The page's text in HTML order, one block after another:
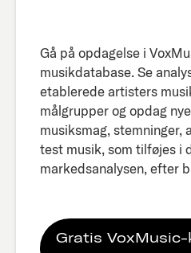
Gå på opdagelse i
musikdatabase. Se
etablerede artisters
målgrupper og opdag
musiksmag, stemninger,
test musik, som tilføjes i
markedsanalysen, efter
Gratis